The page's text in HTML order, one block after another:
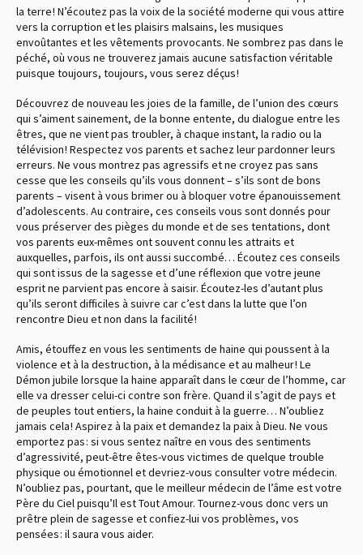
la terre ! N’écoutez pas la voix de la société moderne qui vous attire
vers la corruption et les plaisirs malsains, les musiques
envoûtantes et les vêtements provocants. Ne sombrez pas dans le
péché, où vous ne trouverez jamais aucune satisfaction véritable
puisque toujours, toujours, vous serez déçus !
Découvrez de nouveau les joies de la famille, de l’union des cœurs
qui s’aiment sainement, de la bonne entente, du dialogue entre les
êtres, que ne vient pas troubler, à chaque instant, la radio ou la
télévision ! Respectez vos parents et sachez leur pardonner leurs
erreurs. Ne vous montrez pas agressifs et ne croyez pas sans
cesse que les conseils qu’ils vous donnent – s’ils sont de bons
parents – visent à vous brimer ou à bloquer votre épanouissement
d’adolescents. Au contraire, ces conseils vous sont donnés pour
vous préserver des pièges du monde et de ses tentations, dont
vos parents eux-mêmes ont souvent connu les attraits et
auxquelles, parfois, ils ont aussi succombé… Écoutez ces conseils
qui sont issus de la sagesse et d’une réflexion que votre jeune
esprit ne parvient pas encore à saisir. Écoutez-les d’autant plus
qu’ils seront difficiles à suivre car c’est dans la lutte que l’on
rencontre Dieu et non dans la facilité !
Amis, étouffez en vous les sentiments de haine qui poussent à la
violence et à la destruction, à la médisance et au malheur ! Le
Démon jubile lorsque la haine apparaît dans le cœur de l’homme, car
elle va dresser celui-ci contre son frère. Quand il s’agit de pays et
de peuples tout entiers, la haine conduit à la guerre… N’oubliez
jamais cela ! Aspirez à la paix et demandez la paix à Dieu. Ne vous
emportez pas : si vous sentez naître en vous des sentiments
d’agressivité, peut-être êtes-vous victimes de quelque trouble
physique ou émotionnel et devriez-vous consulter votre médecin.
N’oubliez pas, pourtant, que le meilleur médecin de l’âme est votre
Père du Ciel puisqu’Il est Tout Amour. Tournez-vous donc vers un
prêtre plein de sagesse et confiez-lui vos problèmes, vos
pensées : il saura vous aider.